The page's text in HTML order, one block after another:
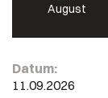
August
Datum:
11.09.2026